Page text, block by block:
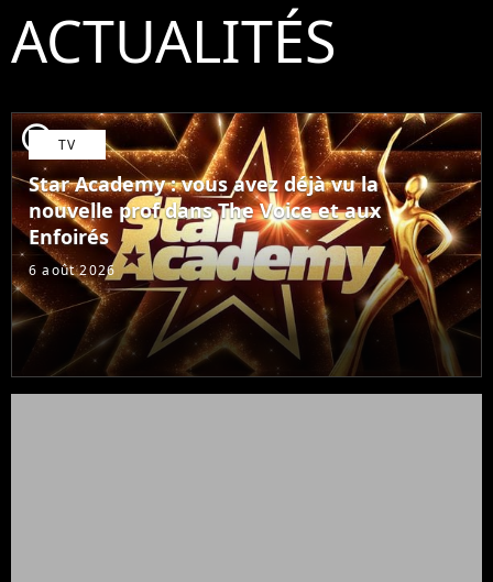
ACTUALITÉS
player2 TV
Star Academy : vous avez déjà vu la
nouvelle prof dans The Voice et aux
Enfoirés
6 août 2026